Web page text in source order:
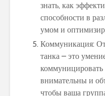
знать, как
способности в
умом и
Коммуникация:
танка – это
коммуницировать
внимательны и
чтобы ваша